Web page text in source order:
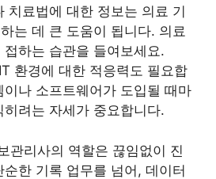
치료법에 대한 정보는 의료 기
는 데 큰 도움이 됩니다. 의료
하는 습관을 들여보세요.
환경에 대한 적응력도 필요합
나 소프트웨어가 도입될 때마
려는 자세가 중요합니다.
관리사의 역할은 끊임없이 진
한 기록 업무를 넘어, 데이터